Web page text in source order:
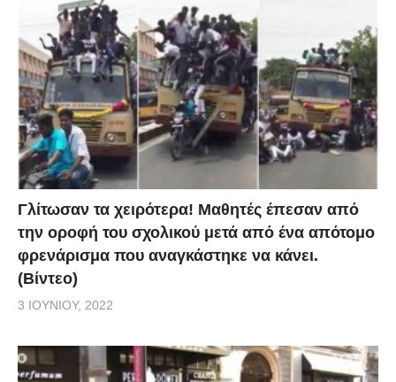
Γλίτωσαν τα χειρότερα! Μαθητές έπεσαν από
την οροφή του σχολικού μετά από ένα απότομο
φρενάρισμα που αναγκάστηκε να κάνει.
(Βίντεο)
3 ΙΟΥΝΊΟΥ, 2022